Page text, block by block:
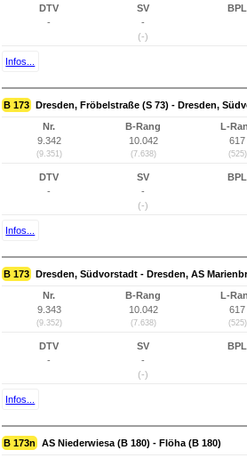
DTV
-
SV
-
(-)
BPL
Infos...
B 173 Dresden, Fröbelstraße (S 73) - Dresden,
Nr.
9.342
(9.351)
B-Rang
10.042
(7.638)
L-
617
(525)
DTV
-
SV
-
(-)
BPL
Infos...
B 173 Dresden, Südvorstadt - Dresden, AS
Nr.
9.343
(9.352)
B-Rang
10.042
(7.638)
L-
617
(525)
DTV
-
SV
-
(-)
BPL
Infos...
B 173n AS Niederwiesa (B 180) - Flöha (B 180)